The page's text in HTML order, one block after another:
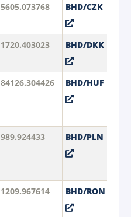
5605.073768 BHD/CZK
1720.403023 BHD/DKK
84126.304426 BHD/HUF
989.924433 BHD/PLN
1209.967614 BHD/RON